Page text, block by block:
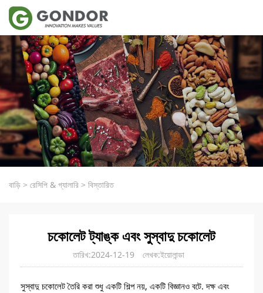
বাড়ি > রেসিপি & গ্যালারি > বিস্তারিত
চকোলেট ট্যাঙ্ক এবং সুস্বাদু চকোলেট
তারিখ:2024-12-19 লেখক:ইয়োলান্ডা
সুস্বাদু চকোলেট তৈরি করা শুধু একটি শিল্প নয়, একটি বিজ্ঞানও বটে. দক্ষ এবং